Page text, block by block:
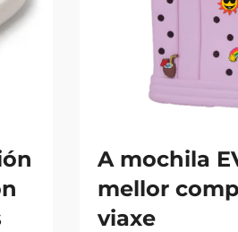
A mochila
mellor
viaxe